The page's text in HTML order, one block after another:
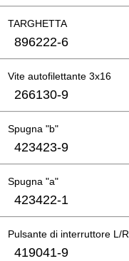
TARGHETTA
896222-6
Vite autofilettante 3x16
266130-9
Spugna "b"
423423-9
Spugna "a"
423422-1
Pulsante di interruttore L/R
419041-9